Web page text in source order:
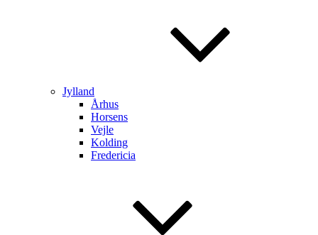
Jylland
Århus
Horsens
Vejle
Kolding
Fredericia